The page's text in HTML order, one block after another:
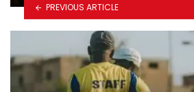
PREVIOUS ARTICLE